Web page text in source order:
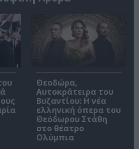
Θεοδώρα,
Αυτοκράτειρα του
Βυζαντίου: Η νέα
ελληνική όπερα του
Θεόδωρου Στάθη
στο θέατρο
Ολύμπια